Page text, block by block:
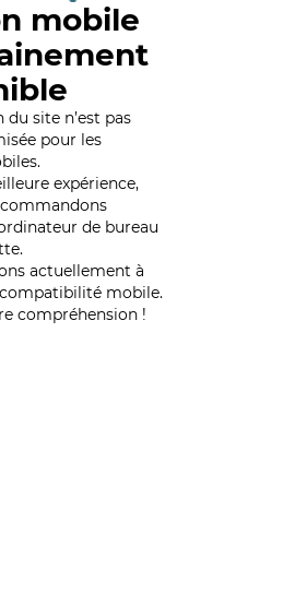
mobile
site n’est pas
pour les
expérience,
de bureau
actuellement à
mobile.
compréhension !